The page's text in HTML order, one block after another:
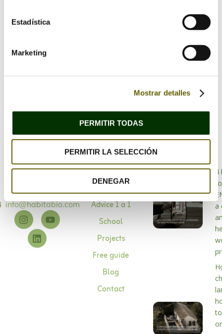
Estadística
Marketing
Mostrar detalles
PERMITIR TODAS
PERMITIR LA SELECCIÓN
DENEGAR
Save my name, email, and website in this browser
specialists
info@habitabio.com
Bioarchitetura
About me
Advice 1 a 1
School
Projects
Free guide
Blog
Contact
to
a
or